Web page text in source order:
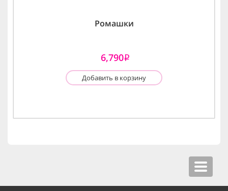
Ромашки
6,790i
Добавить в корзину
Toggle